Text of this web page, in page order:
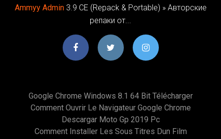
Ammyy Admin3.9 CE (Repack & Portable) » Авторские
репаки от...
Google Chrome Windows 8.1 64 Bit Télécharger
Comment Ouvrir Le Navigateur Google Chrome
Descargar Moto Gp 2019 Pc
Comment Installer Les Sous Titres Dun Film